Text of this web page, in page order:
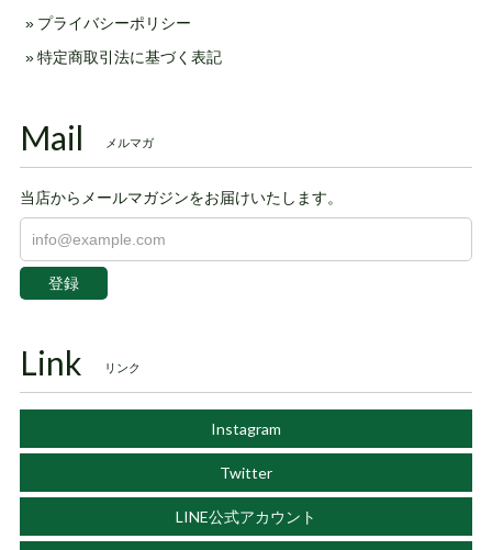
プライバシーポリシー
特定商取引法に基づく表記
Mail メルマガ
当店からメールマガジンをお届けいたします。
登録
Link リンク
Instagram
Twitter
LINE公式アカウント